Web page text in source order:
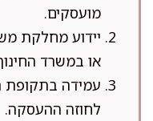
מועסקים.
יידוע מחלקת
או במשרד
עמידה
לחוזה ההעסקה.